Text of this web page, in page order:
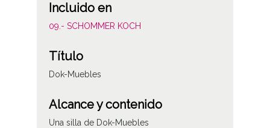
Incluido en
09.- SCHOMMER KOCH
Título
Dok-Muebles
Alcance y contenido
Una silla de Dok-Muebles